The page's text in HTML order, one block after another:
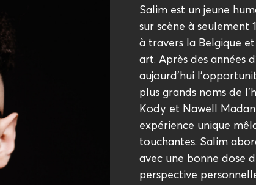
Salim est un jeune
sur scène à seulement
à travers la Belgique
art. Après des années
aujourd'hui
plus grands noms de
Kody et Nawell
expérience unique
touchantes. Salim
avec une bonne dose
perspective